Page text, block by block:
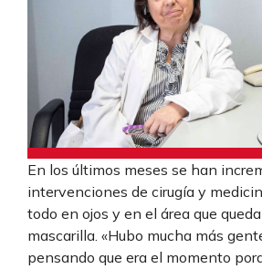
En los últimos meses se han
intervenciones de cirugía y
todo en ojos y en el área que
mascarilla. «Hubo mucha más
pensando que era el momento